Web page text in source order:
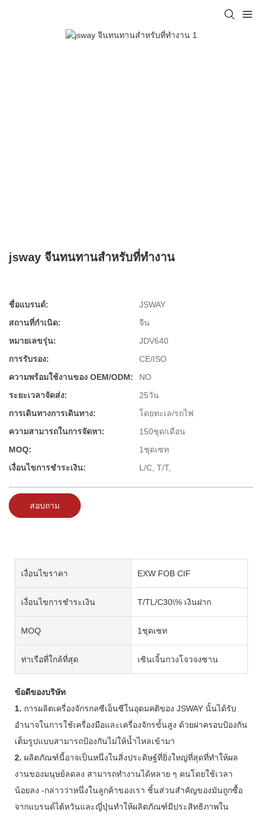
jsway จีนทนทานสำหรับที่ทำงาน
ชื่อแบรนด์:
JSWAY
สถานที่กำเนิด:
จีน
หมายเลขรุ่น:
JDV640
การรับรอง:
CE/ISO
ความพร้อมใช้งานของ OEM/ODM:
NO
ระยะเวลาจัดส่ง:
25วัน
การเดินทางการเดินทาง:
โดยทะเล/รถไฟ
ความสามารถในการจัดหา:
150ชุด/เดือน
MOQ:
1ชุดเซท
เงื่อนไขการชำระเงิน:
L/C, T/T,
สอบถาม
เงื่อนไขราคา EXW FOB CIF
เงื่อนไขการชำระเงิน T/TL/C30\% เงินฝาก
MOQ 1ชุดเซท
ท่าเรือที่ใกล้ที่สุด เซินเจิ้นกวงโจวจงซาน
ข้อดีของบริษัท
1. การผลิตเครื่องจักรกลซีเอ็นซีในอุดมคติของ JSWAY นั้นได้รับ
อำนาจในการใช้เครื่องมือและเครื่องจักรขั้นสูง ด้วยฝาครอบป้องกัน
เต็มรูปแบบสามารถป้องกันไม่ให้น้ำไหลเข้ามา
2. ผลิตภัณฑ์นี้อาจเป็นหนึ่งในสิ่งประดิษฐ์ที่ยิ่งใหญ่ที่สุดที่ทำให้ผล
งานของมนุษย์ลดลง สามารถทำงานได้หลาย ๆ คนโดยใช้เวลา
น้อยลง -กล่าวว่าหนึ่งในลูกค้าของเรา ชิ้นส่วนสำคัญของมันถูกซื้อ
จากแบรนด์ไต้หวันและญี่ปุ่นทำให้ผลิตภัณฑ์มีประสิทธิภาพใน